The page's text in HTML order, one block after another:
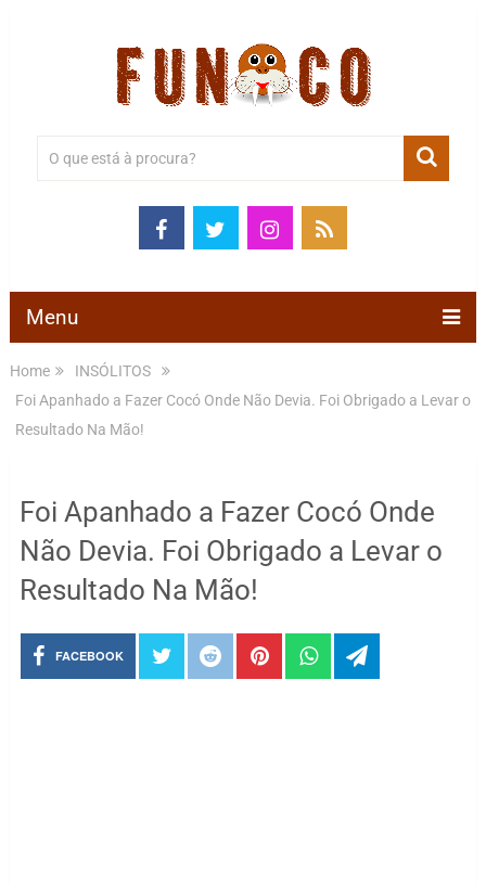
Menu
Home
INSÓLITOS
Foi Apanhado a Fazer Cocó Onde Não Devia. Foi Obrigado a Levar o
Resultado Na Mão!
Foi Apanhado a Fazer Cocó Onde
Não Devia. Foi Obrigado a Levar o
Resultado Na Mão!
FACEBOOK